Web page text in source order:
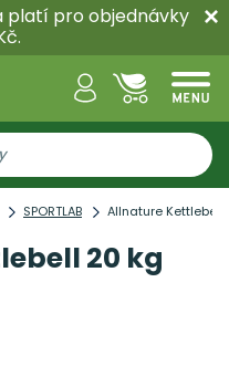
platí pro objednávky
SPORTLAB Allnature Kettlebell
20 kg